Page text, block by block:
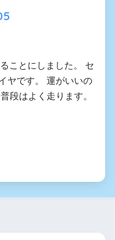
ことにしました。 セ
ヤです。 運がいいの
段はよく走ります。